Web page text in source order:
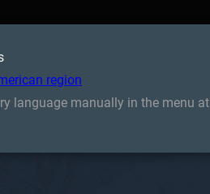
region
language manually in the menu at